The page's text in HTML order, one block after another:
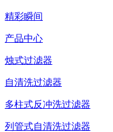
精彩瞬间
产品中心
烛式过滤器
自清洗过滤器
多柱式反冲洗过滤器
列管式自清洗过滤器